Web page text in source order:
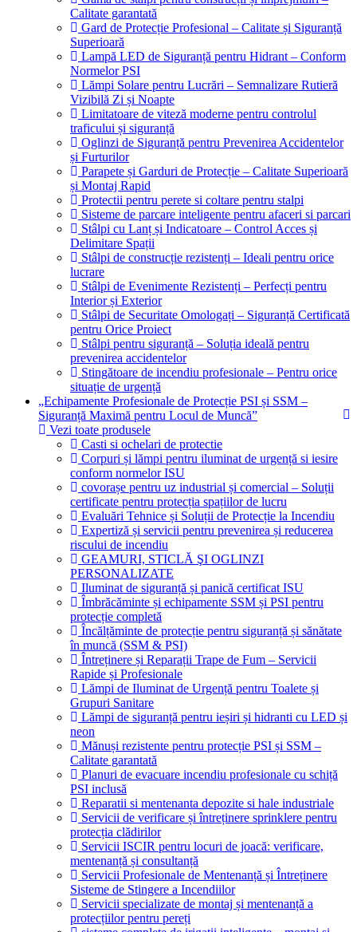
Calitate garantată
Gard de Protecție Profesional – Calitate și Siguranță
Superioară
Lampă LED de Siguranță pentru Hidrant – Conform
Normelor PSI
Lămpi Solare pentru Lucrări – Semnalizare Rutieră
Vizibilă Zi și Noapte
Limitatoare de viteză moderne pentru controlul
traficului și siguranță
Oglinzi de Siguranță pentru Prevenirea Accidentelor
și Furturilor
Parapete și Garduri de Protecție – Calitate Superioară
și Montaj Rapid
Protectii pentru perete si coltare pentru stalpi
Sisteme de parcare inteligente pentru afaceri si parcari
Stâlpi cu Lanț și Indicatoare – Control Acces și
Delimitare Spații
Stâlpi de construcție rezistenți – Ideali pentru orice
lucrare
Stâlpi de Evenimente Rezistenți – Perfecți pentru
Interior și Exterior
Stâlpi de Securitate Omologați – Siguranță Certificată
pentru Orice Proiect
Stâlpi pentru siguranță – Soluția ideală pentru
prevenirea accidentelor
Stingătoare de incendiu profesionale – Pentru orice
situație de urgență
„Echipamente Profesionale de Protecție PSI și SSM –
Siguranță Maximă pentru Locul de Muncă”
Vezi toate produsele
Casti si ochelari de protectie
Corpuri și lămpi pentru iluminat de urgență si iesire
conform normelor ISU
covorașe pentru uz industrial și comercial – Soluții
certificate pentru protecția spațiilor de lucru
Evaluări Tehnice și Soluții de Protecție la Incendiu
Expertiză și servicii pentru prevenirea și reducerea
riscului de incendiu
GEAMURI, STICLĂ ŞI OGLINZI
PERSONALIZATE
Iluminat de siguranță și panică certificat ISU
Îmbrăcăminte și echipamente SSM și PSI pentru
protecție completă
Încălțăminte de protecție pentru siguranță și sănătate
în muncă (SSM & PSI)
Întreținere și Reparații Trape de Fum – Servicii
Rapide și Profesionale
Lămpi de Iluminat de Urgență pentru Toalete și
Grupuri Sanitare
Lămpi de siguranță pentru ieșiri și hidranti cu LED și
neon
Mănuși rezistente pentru protecție PSI și SSM –
Calitate garantată
Planuri de evacuare incendiu profesionale cu schiță
PSI inclusă
Reparatii si mentenanta depozite si hale industriale
Servicii de verificare și întreținere sprinklere pentru
protecția clădirilor
Servicii ISCIR pentru locuri de joacă: verificare,
mentenanță și consultanță
Servicii Profesionale de Mentenanță și Întreținere
Sisteme de Stingere a Incendiilor
Servicii specializate de montaj și mentenanță a
protecțiilor pentru pereți